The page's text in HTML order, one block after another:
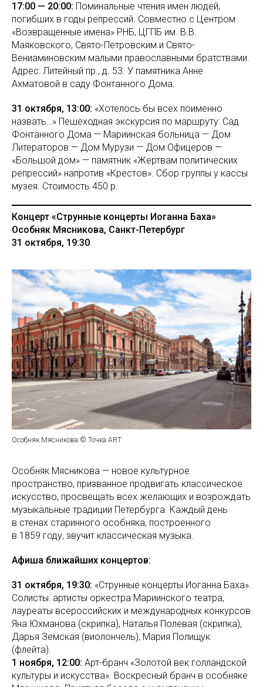
17:00 — 20:00: Поминальные чтения имен людей,
погибших в годы репрессий. Совместно с Центром
«Возвращенные имена» РНБ, ЦГПБ им. В.В.
Маяковского, Свято-Петровским и Свято-
Вениаминовским малыми православными братствами.
Адрес: Литейный пр., д. 53. У памятника Анне
Ахматовой в саду Фонтанного Дома.
31 октября, 13:00: «Хотелось бы всех поименно
назвать…» Пешеходная экскурсия по маршруту: Сад
Фонтанного Дома — Мариинская больница — Дом
Литераторов — Дом Мурузи — Дом Офицеров —
«Большой дом» — памятник «Жертвам политических
репрессий» напротив «Крестов». Сбор группы у кассы
музея. Стоимость 450 р.
Концерт «Струнные концерты Иоганна Баха»
Особняк Мясникова, Санкт-Петербург
31 октября, 19:30
Особняк Мясникова © Точка ART
Особняк Мясникова — новое культурное
пространство, призванное продвигать классическое
искусство, просвещать всех желающих и возрождать
музыкальные традиции Петербурга. Каждый день
в стенах старинного особняка, построенного
в 1859 году, звучит классическая музыка.
Афиша ближайших концертов:
31 октября, 19:30: «Струнные концерты Иоганна Баха».
Солисты: артисты оркестра Мариинского театра,
лауреаты всероссийских и международных конкурсов
Яна Юхманова (скрипка), Наталья Полевая (скрипка),
Дарья Земская (виолончель), Мария Полищук
(флейта).
1 ноября, 12:00: Арт-бранч «Золотой век голландской
культуры и искусства». Воскресный бранч в особняке